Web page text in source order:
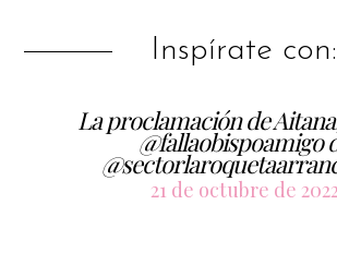
Inspírate con:
La proclamación de
@fallaobispoamigo
21 de octubre de